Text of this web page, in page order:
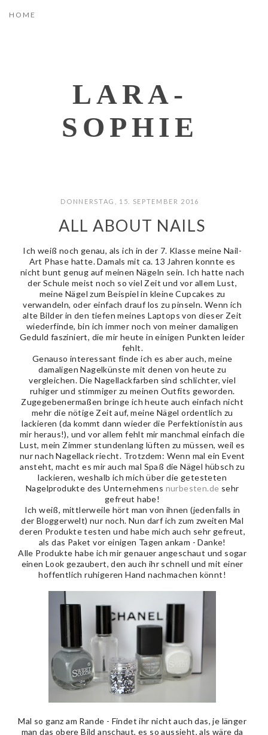
LARA-
SOPHIE
DONNERSTAG, 15. SEPTEMBER 2016
ALL ABOUT NAILS
Ich weiß noch genau, als ich in der 7. Klasse meine Nail-
Art Phase hatte. Damals mit ca. 13 Jahren konnte es
nicht bunt genug auf meinen Nägeln sein. Ich hatte nach
der Schule meist noch so viel Zeit und vor allem Lust,
meine Nägel zum Beispiel in kleine Cupcakes zu
verwandeln, oder einfach drauf los zu pinseln. Wenn ich
alte Bilder in den tiefen meines Laptops von dieser Zeit
wiederfinde, bin ich immer noch von meiner damaligen
Geduld fasziniert, die mir heute in einigen Punkten leider
fehlt.
Genauso interessant finde ich es aber auch, meine
damaligen Nagelkünste mit denen von heute zu
vergleichen. Die Nagellackfarben sind schlichter, viel
ruhiger und stimmiger zu meinen Outfits geworden.
Zugegebenermaßen bringe ich heute auch einfach nicht
mehr die nötige Zeit auf, meine Nägel ordentlich zu
lackieren (da kommt dann wieder die Perfektionistin aus
mir heraus!), und vor allem fehlt mir manchmal einfach die
Lust, mein Zimmer stundenlang lüften zu müssen, weil es
nur nach Nagellack riecht. Trotzdem: Wenn mal ein Event
ansteht, macht es mir auch mal Spaß die Nägel hübsch zu
lackieren, weshalb ich mich über die getesteten
Nagelprodukte des Unternehmens nurbesten.de sehr
gefreut habe!
Ich weiß, mittlerweile hört man von ihnen (jedenfalls in
der Bloggerwelt) nur noch. Nun darf ich zum zweiten Mal
deren Produkte testen und habe mich auch sehr gefreut,
als das Paket vor einigen Tagen ankam - Danke!
Alle Produkte habe ich mir genauer angeschaut und sogar
einen Look gezaubert, den auch ihr schnell und mit einer
hoffentlich ruhigeren Hand nachmachen könnt!
Mal so ganz am Rande - Findet ihr nicht auch das, je länger
man das obere Bild anschaut, es so aussieht, als wäre da